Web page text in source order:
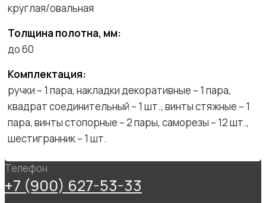
круглая/овальная
Толщина полотна, мм:
до 60
Комплектация:
ручки – 1 пара, накладки декоративные – 1 пара,
квадрат соединительный – 1 шт., винты стяжные – 1
пара, винты стопорные – 2 пары, саморезы – 12 шт.,
шестигранник – 1 шт.
Телефон
+7 (900) 627-53-33